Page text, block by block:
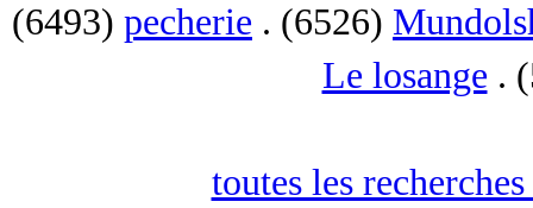
(6493) pecherie . (6526)
Le losange .
toutes les